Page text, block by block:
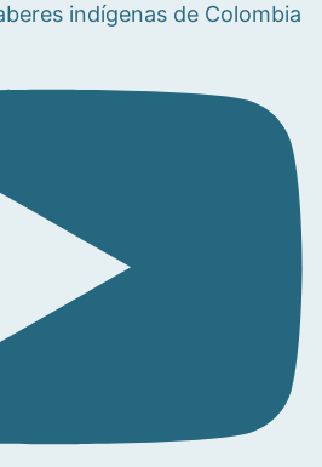
indígenas de Colombia